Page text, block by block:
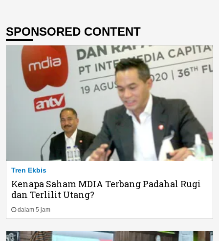
SPONSORED CONTENT
Tren Ekbis
Kenapa Saham MDIA Terbang Padahal Rugi
dan Terlilit Utang?
dalam 5 jam